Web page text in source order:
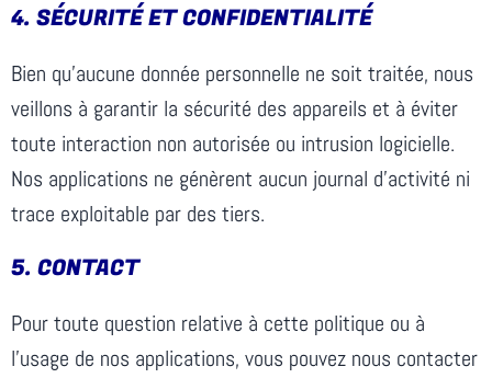
4.⁠ ⁠SÉCURITÉ ET CONFIDENTIALITÉ
Bien qu’aucune donnée personnelle ne soit traitée, nous
veillons à garantir la sécurité des appareils et à éviter
toute interaction non autorisée ou intrusion logicielle.
Nos applications ne génèrent aucun journal d’activité ni
trace exploitable par des tiers.
5.⁠ ⁠CONTACT
Pour toute question relative à cette politique ou à
l’usage de nos applications, vous pouvez nous contacter